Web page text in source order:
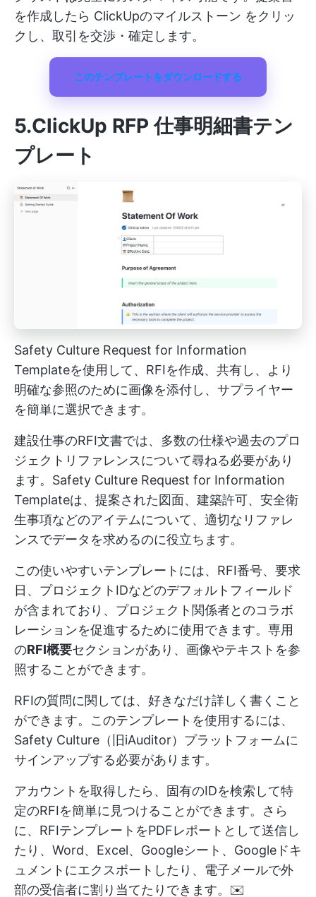
を作成したら ClickUpのマイルストーン をクリッ
クし、取引を交渉・確定します。
このテンプレートをダウンロードする
5.ClickUp RFP 仕事明細書テン
プレート
Safety Culture Request for Information
Templateを使用して、RFIを作成、共有し、より
明確な参照のために画像を添付し、サプライヤー
を簡単に選択できます。
建設仕事のRFI文書では、多数の仕様や過去のプロ
ジェクトリファレンスについて尋ねる必要があり
ます。Safety Culture Request for Information
Templateは、提案された図面、建築許可、安全衛
生事項などのアイテムについて、適切なリファレ
ンスでデータを求めるのに役立ちます。
この使いやすいテンプレートには、RFI番号、要求
日、プロジェクトIDなどのデフォルトフィールド
が含まれており、プロジェクト関係者とのコラボ
レーションを促進するために使用できます。専用
のRFI概要セクションがあり、画像やテキストを参
照することができます。
RFIの質問に関しては、好きなだけ詳しく書くこと
ができます。このテンプレートを使用するには、
Safety Culture（旧iAuditor）プラットフォームに
サインアップする必要があります。
アカウントを取得したら、固有のIDを検索して特
定のRFIを簡単に見つけることができます。さら
に、RFIテンプレートをPDFレポートとして送信し
たり、Word、Excel、Googleシート、Googleドキ
ュメントにエクスポートしたり、電子メールで外
部の受信者に割り当てたりできます。✉️